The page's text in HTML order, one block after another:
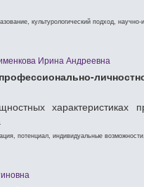
культурологический подход,
Ирина Андреевна
характеристиках
потенциал, индивидуальные